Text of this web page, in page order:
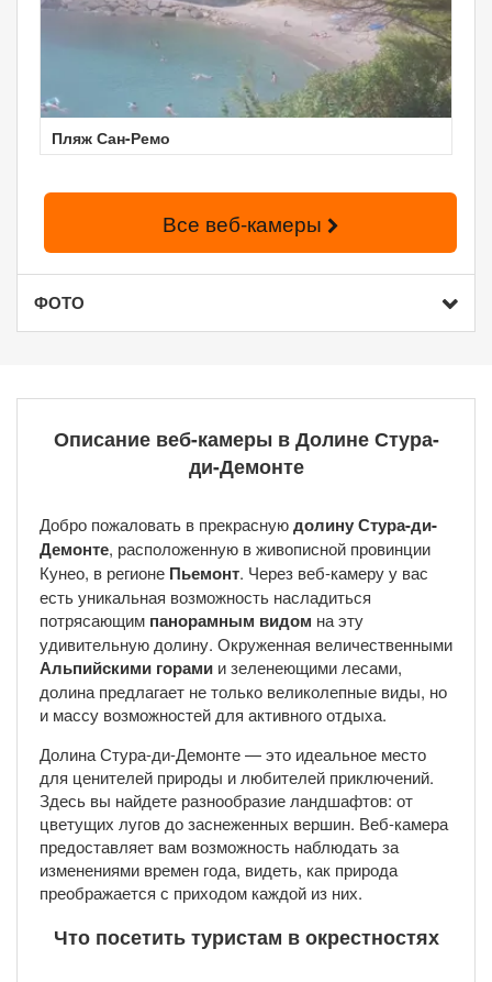
Пляж Сан-Ремо
Все веб-камеры
ФОТО
Описание веб-камеры в Долине Стура-
ди-Демонте
Добро пожаловать в прекраснуюдолину Стура-ди-
Демонте, расположенную в живописной провинции
Кунео, в регионе Пьемонт. Через веб-камеру у вас
есть уникальная возможность насладиться
потрясающим панорамным видом на эту
удивительную долину. Окруженная величественными
Альпийскими горами и зеленеющими лесами,
долина предлагает не только великолепные виды, но
и массу возможностей для активного отдыха.
Долина Стура-ди-Демонте — это идеальное место
для ценителей природы и любителей приключений.
Здесь вы найдете разнообразие ландшафтов: от
цветущих лугов до заснеженных вершин. Веб-камера
предоставляет вам возможность наблюдать за
изменениями времен года, видеть, как природа
преображается с приходом каждой из них.
Что посетить туристам в окрестностях